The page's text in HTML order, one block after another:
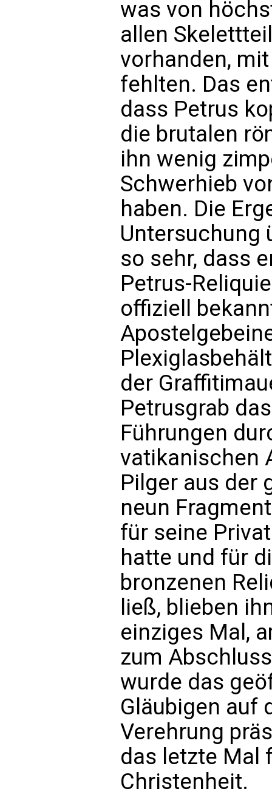
was von
allen
vorhanden,
fehlten. Das
dass Petrus
die brutalen
ihn wenig
Schwerhieb
haben. Die
Untersuchung
so sehr, dass
Petrus-
offiziell
der
Petrusgrab
Führungen
vatikanischen
Pilger aus der
neun
für seine
hatte und für
bronzenen
ließ, blieben
einziges Mal,
zum Abschluss
wurde das
Gläubigen auf
Verehrung
das letzte Mal
Christenheit.